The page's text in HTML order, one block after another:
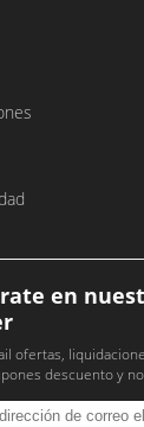
en
ofertas,
descuento y